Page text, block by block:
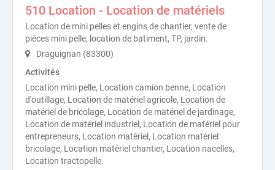
510 Location - Location de matériels
Location de mini pelles et engins de chantier, vente de
pièces mini pelle, location de batiment, TP, jardin.
Draguignan (83300)
Activités
Location mini pelle, Location camion benne, Location
d'outillage, Location de matériel agricole, Location de
matériel de bricolage, Location de matériel de jardinage,
Location de matériel industriel, Location de matériel pour
entrepreneurs, Location matériel, Location matériel
bricolage, Location matériel chantier, Location nacelles,
Location tractopelle.